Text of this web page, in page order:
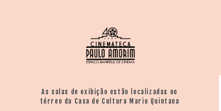
As salas de exibição estão localizadas no
térreo da Casa de Cultura Mario Quintana